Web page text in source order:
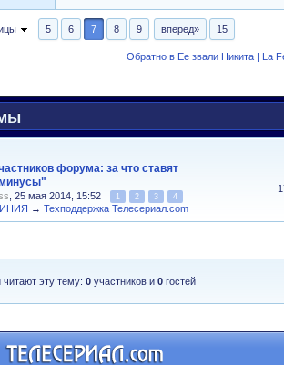
5 6 7 8 9 вперед» 15
Обратно в Ее звали Никита | La
форума: за что ставят
, 25 мая 2014, 15:52 1 2 3 4
→Техподдержка Телесериал.com
читают эту тему:0 участников и0 гостей